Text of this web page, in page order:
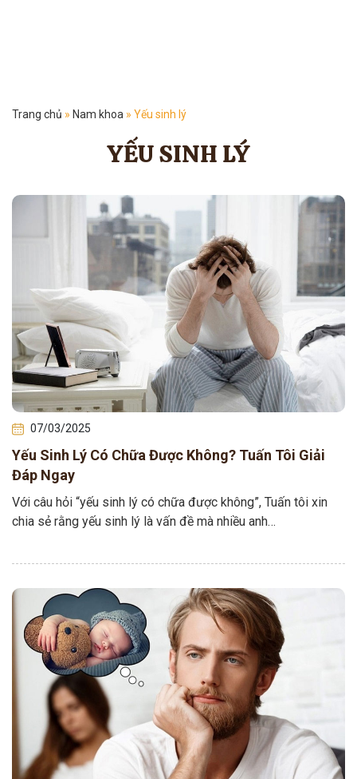
Trang chủ » Nam khoa » Yếu sinh lý
YẾU SINH LÝ
07/03/2025
Yếu Sinh Lý Có Chữa Được Không? Tuấn Tôi Giải
Đáp Ngay
Với câu hỏi “yếu sinh lý có chữa được không”, Tuấn tôi xin
chia sẻ rằng yếu sinh lý là vấn đề mà nhiều anh…